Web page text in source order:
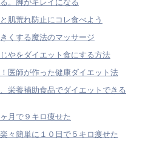
。脚がキレイになる
肌荒れ防止にコレ食べよう
くする魔法のマッサージ
やをダイエット食にする方法
医師が作った健康ダイエット法
栄養補助食品でダイエットできる
月で９キロ痩せた
々簡単に１０日で５キロ痩せた